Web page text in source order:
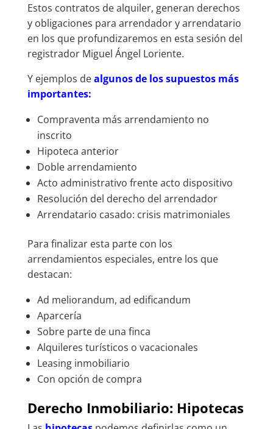
Estos contratos de alquiler, generan derechos
y obligaciones para arrendador y arrendatario
en los que profundizaremos en esta sesión del
registrador Miguel Ángel Loriente.
Y ejemplos dealgunos de los supuestos más
importantes:
Compraventa más arrendamiento no
inscrito
Hipoteca anterior
Doble arrendamiento
Acto administrativo frente acto dispositivo
Resolución del derecho del arrendador
Arrendatario casado: crisis matrimoniales
Para finalizar esta parte con los
arrendamientos especiales, entre los que
destacan:
Ad meliorandum, ad edificandum
Aparcería
Sobre parte de una finca
Alquileres turísticos o vacacionales
Leasing inmobiliario
Con opción de compra
Derecho Inmobiliario: Hipotecas